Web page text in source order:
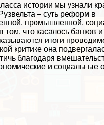
истории мы узнали
– суть реформ в
промышленной,
том, что касалось банков
итоги
критике она
благодаря
и социальные